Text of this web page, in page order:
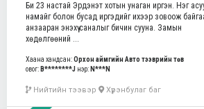
Би 23 настай Эрдэнэт хотын унаган иргэн. Нэг
намайг болон бусад иргэдийг ихээр зовоож
анзааран энэхүү саналыг бичин сууна. Замын
хөдөлгөөний ...
Хаана хандсан:Орхон аймгийн Авто тээврийн төв
овог: B********J нэр: N***N
Нийтийн тээвэр Хүрэнбулаг баг